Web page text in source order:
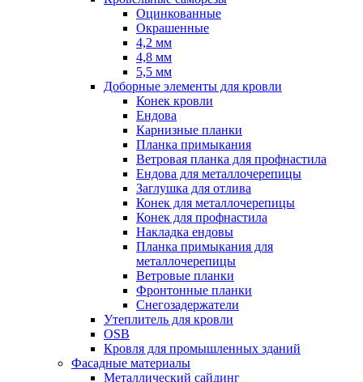
Оцинкованные
Окрашенные
4,2 мм
4,8 мм
5,5 мм
Доборные элементы для кровли
Конек кровли
Ендова
Карнизные планки
Планка примыкания
Ветровая планка для профнастила
Ендова для металлочерепицы
Заглушка для отлива
Конек для металлочерепицы
Конек для профнастила
Накладка ендовы
Планка примыкания для
металлочерепицы
Ветровые планки
Фронтонные планки
Снегозадержатели
Утеплитель для кровли
OSB
Кровля для промышленных зданий
Фасадные материалы
Металлический сайдинг